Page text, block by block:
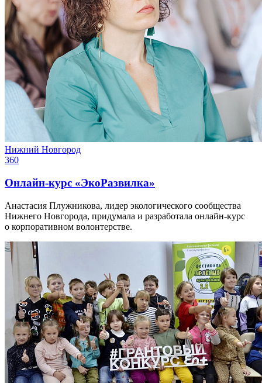
Нижний Новгород
360
Онлайн-курс «ЭкоРазвилка»
Анастасия Плужникова, лидер экологического сообщества
Нижнего Новгорода, придумала и разработала онлайн-курс
о корпоративном волонтерстве.